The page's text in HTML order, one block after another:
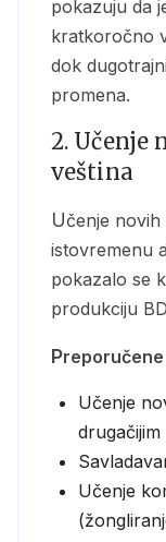
pokazuju da
kratkoročno
dok
promena.
2. Učenje
veština
Učenje novih veština koje zahtevaju
istovremenu
pokazalo se
produkciju
Učenje
drugačijim
Učenje